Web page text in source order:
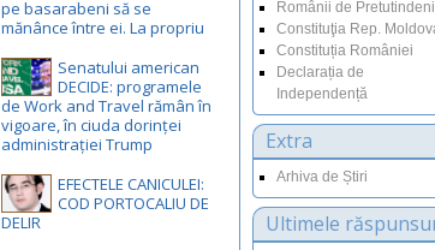
Românii de Pretutindeni
Constituţia Rep.
Constituția României
Declarația de
Independență
Extra
Arhiva de Știri
Ultimele
pe basarabeni să se
mănânce între ei. La propriu
Senatului american
DECIDE: programele
de Work and Travel rămân în
vigoare, în ciuda dorinței
administrației Trump
EFECTELE CANICULEI:
COD PORTOCALIU DE
DELIR